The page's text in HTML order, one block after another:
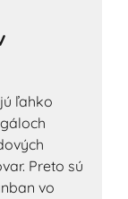
ľahko
Preto sú
vo